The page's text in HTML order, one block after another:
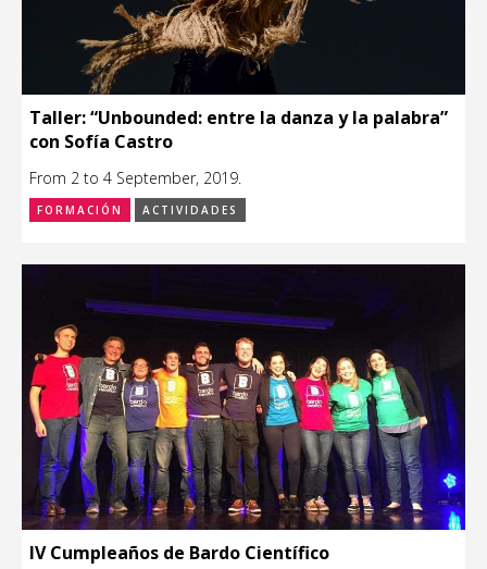
Taller: “Unbounded: entre la danza y la palabra”
con Sofía Castro
From 2 to 4 September, 2019.
FORMACIÓN ACTIVIDADES
IV Cumpleaños de Bardo Científico